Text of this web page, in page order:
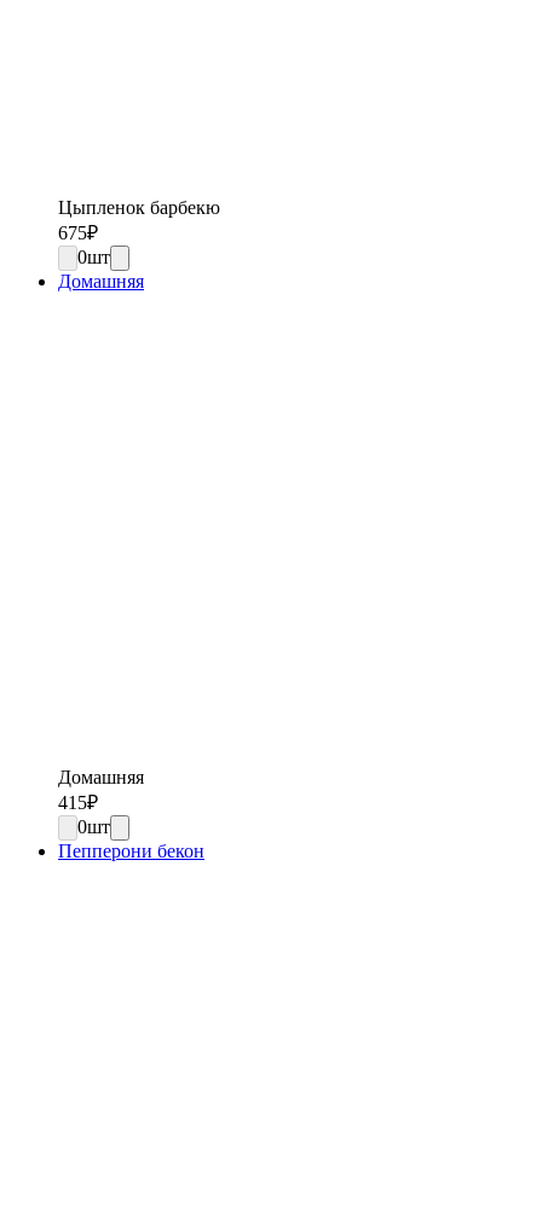
Цыпленок барбекю
675₽
0шт
Домашняя
Домашняя
415₽
0шт
Пепперони бекон